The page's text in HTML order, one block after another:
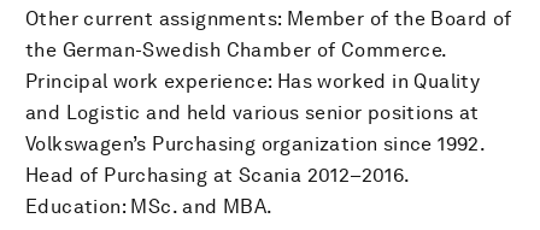
Other current assignments: Member of the Board of
the German-Swedish Chamber of Commerce.
Principal work experience: Has worked in Quality
and Logistic and held various senior positions at
Volkswagen’s Purchasing organization since 1992.
Head of Purchasing at Scania 2012–2016.
Education: MSc. and MBA.